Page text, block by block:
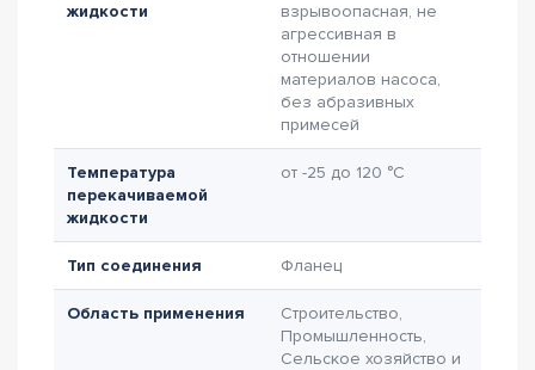
жидкости
взрывоопасная, не
агрессивная в
отношении
материалов насоса,
без абразивных
примесей
Температура
перекачиваемой
жидкости
от -25 до 120 °C
Тип соединения Фланец
Область применения
Строительство,
Промышленность,
Сельское хозяйство и